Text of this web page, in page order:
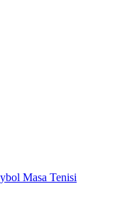
Masa Tenisi